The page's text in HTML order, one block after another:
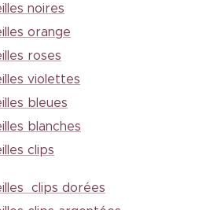
noires
orange
roses
violettes
bleues
blanches
clips
clips dorées